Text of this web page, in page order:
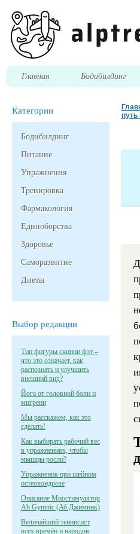
Главная Бодибилдинг
Категории
Бодибилдинг
Питание
Упражнения
Тренировка
Фармакология
Единоборства
Здоровье
Саморазвитие
Диеты
Выбор редакции
Тип фигуры скинни фэт –
что это означает, как
распознать и улучшить
внешний вид?
Йога от головной боли и
мигрени
Мы расскажем, как это
сделать!
Как выбирать рабочий вес
в упражнениях, чтобы
мышцы росли?
Упражнения при шейном
остеохондрозе
Описание Миостимулятор
Ab Gymnic (Аб Джимник)
Величайший теннисист
всех времён и народов
путь